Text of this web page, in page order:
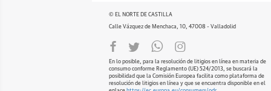
© EL NORTE DE CASTILLA
Calle Vázquez de Menchaca, 10, 47008 - Valladolid
En lo posible, para la resolución de litigios en línea en materia de
consumo conforme Reglamento (UE) 524/2013, se buscará la
posibilidad que la Comisión Europea facilita como plataforma de
resolución de litigios en línea y que se encuentra disponible en el